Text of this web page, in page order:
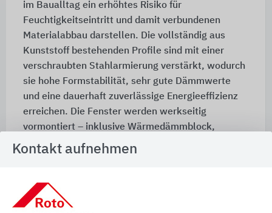
im Baualltag ein erhöhtes Risiko für
Feuchtigkeitseintritt und damit verbundenen
Materialabbau darstellen. Die vollständig aus
Kunststoff bestehenden Profile sind mit einer
verschraubten Stahlarmierung verstärkt, wodurch
sie hohe Formstabilität, sehr gute Dämmwerte
und eine dauerhaft zuverlässige Energieeffizienz
erreichen. Die Fenster werden werkseitig
vormontiert – inklusive Wärmedämmblock,
Winkeln, Kranlaschen und Steckverbindungen.
erheblich und steigert die Langlebigkeit im
eingebauten Zustand.
Kontakt aufnehmen